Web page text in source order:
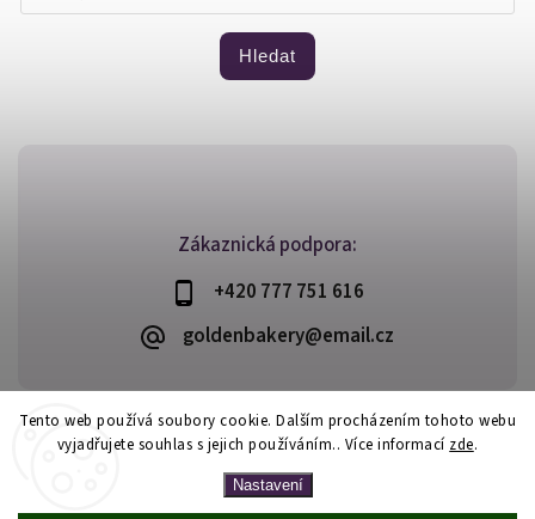
Tento web používá soubory cookie. Dalším procházením tohoto webu
vyjadřujete souhlas s jejich používáním.. Více informací zde.
Nastavení
Zákaznická podpora:
+420 777 751 616
goldenbakery@email.cz
Hledat
Copyright 2026Golden Bakery. Všechna práva vyhrazena.
VytvořilShoptet| Design